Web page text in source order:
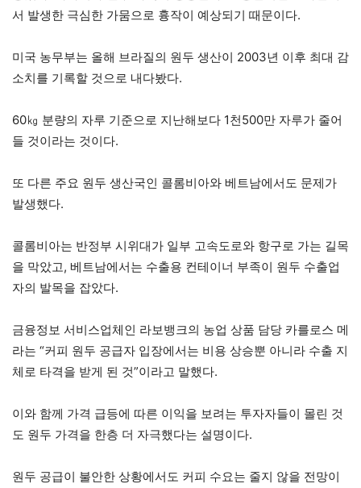
서 발생한 극심한 가뭄으로 흉작이 예상되기 때문이다.
미국 농무부는 올해 브라질의 원두 생산이 2003년 이후 최대 감
소치를 기록할 것으로 내다봤다.
60㎏ 분량의 자루 기준으로 지난해보다 1천500만 자루가 줄어
들 것이라는 것이다.
또 다른 주요 원두 생산국인 콜롬비아와 베트남에서도 문제가
발생했다.
콜롬비아는 반정부 시위대가 일부 고속도로와 항구로 가는 길목
을 막았고, 베트남에서는 수출용 컨테이너 부족이 원두 수출업
자의 발목을 잡았다.
금융정보 서비스업체인 라보뱅크의 농업 상품 담당 카를로스 메
라는 “커피 원두 공급자 입장에서는 비용 상승뿐 아니라 수출 지
체로 타격을 받게 된 것”이라고 말했다.
이와 함께 가격 급등에 따른 이익을 보려는 투자자들이 몰린 것
도 원두 가격을 한층 더 자극했다는 설명이다.
원두 공급이 불안한 상황에서도 커피 수요는 줄지 않을 전망이